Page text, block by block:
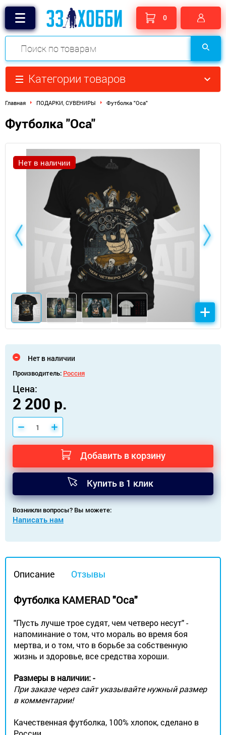
0
Категории товаров
Главная ПОДАРКИ, СУВЕНИРЫ Футболка "Оса"​
Футболка "Оса"​
Нет в наличии
Нет в наличии
Производитель: Россия
Цена:
2 200 р.
Добавить в корзину
Купить в 1 клик
Возникли вопросы? Вы можете:
Написать нам
Описание Отзывы
Футболка KAMERAD "Оса"​
"Пусть лучше трое судят, чем четверо несут" -
напоминание о том, что мораль во время боя
мертва, и о том, что в борьбе за собственную
жизнь и здоровье, все средства хороши.
Размеры в наличии: -
При заказе через сайт указывайте нужный размер
в комментарии!
Качественная футболка, 100% хлопок, сделано в